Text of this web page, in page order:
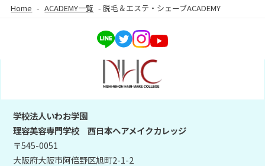
Home - ACADEMY一覧 -脱毛＆エステ・シェーブACADEMY
学校法人いわお学園
理容美容専門学校 西日本ヘアメイクカレッジ
〒545-0051
大阪府大阪市阿倍野区旭町2-1-2